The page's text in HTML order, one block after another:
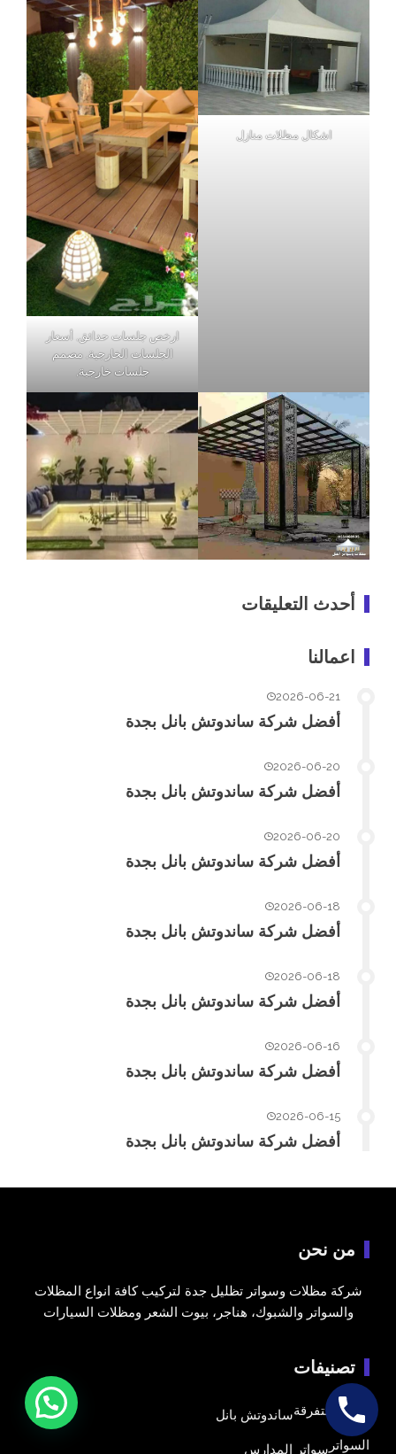
اشكال مظلات منازل
ارخص جلسات حدائق, أسعار
الجلسات الخارجية, مصمم
جلسات خارجية,
أحدث التعليقات
اعمالنا
2026-06-21
أفضل شركة ساندوتش بانل بجدة
2026-06-20
أفضل شركة ساندوتش بانل بجدة
2026-06-20
أفضل شركة ساندوتش بانل بجدة
2026-06-18
أفضل شركة ساندوتش بانل بجدة
2026-06-18
أفضل شركة ساندوتش بانل بجدة
2026-06-16
أفضل شركة ساندوتش بانل بجدة
2026-06-15
أفضل شركة ساندوتش بانل بجدة
من نحن
شركة مظلات وسواتر تظليل جدة لتركيب كافة انواع المظلات
والسواتر والشبوك، هناجر، بيوت الشعر ومظلات السيارات
تصنيفات
أعمال متفرقةساندوتش بانل
السواتر سواتر المدارس